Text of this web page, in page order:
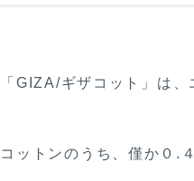
GIZA/ギザコット」は、
ットンのうち、僅か０.